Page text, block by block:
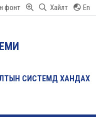
фонт Хайлт En
СИСТЕМД ХАНДАХ